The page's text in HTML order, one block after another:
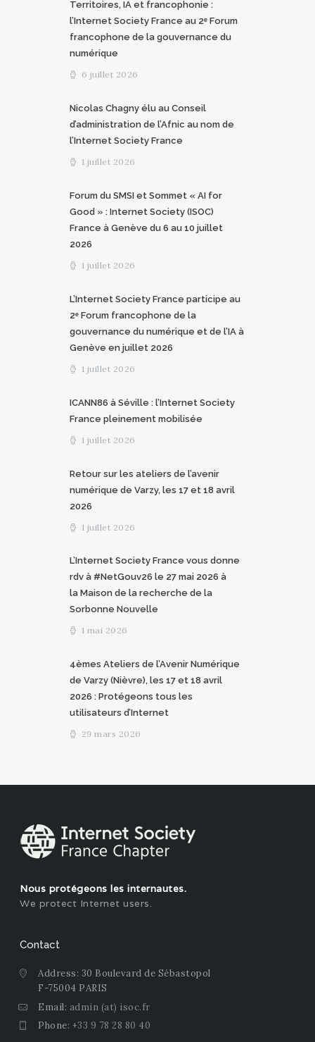
Territoires, IA et francophonie :
l’Internet Society France au 2ᵉ Forum
francophone de la gouvernance du
numérique
6 juillet 2026
Nicolas Chagny élu au Conseil
d’administration de l’Afnic au nom de
l’Internet Society France
1 juillet 2026
Forum du SMSI et Sommet « AI for
Good » : Internet Society (ISOC)
France à Genève du 6 au 10 juillet
2026
1 juillet 2026
L’Internet Society France participe au
2ᵉ Forum francophone de la
gouvernance du numérique et de l’IA à
Genève en juillet 2026
1 juillet 2026
ICANN86 à Séville : l’Internet Society
France pleinement mobilisée
1 juillet 2026
Retour sur les ateliers de l’avenir
numérique de Varzy, les 17 et 18 avril
2026
1 juillet 2026
L’Internet Society France vous donne
rdv à #NetGouv26 le 27 mai 2026 à
la Maison de la recherche de la
Sorbonne Nouvelle
1 mai 2026
4èmes Ateliers de l’Avenir Numérique
de Varzy (Nièvre), les 17 et 18 avril
2026 : Protégeons tous les
utilisateurs d’Internet
29 mars 2026
Nous protégeons les internautes.
We protect Internet users.
Contact
Address: 30 Boulevard de Sébastopol
F-75004 PARIS
Email: admin (at) isoc.fr
Phone: +33 9 78 28 80 40